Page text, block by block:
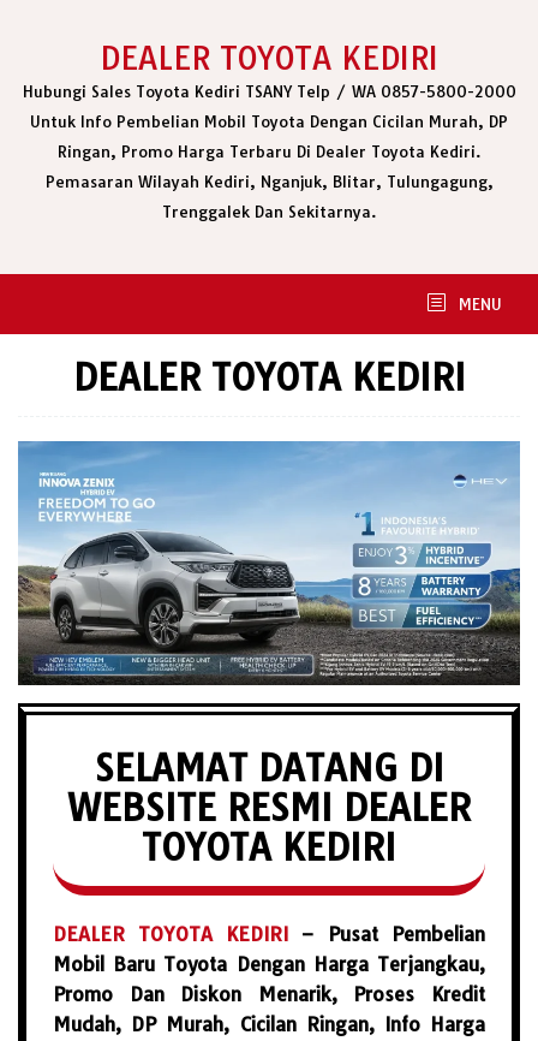
DEALER TOYOTA KEDIRI
Hubungi Sales Toyota Kediri TSANY Telp / WA 0857-5800-2000
Untuk Info Pembelian Mobil Toyota Dengan Cicilan Murah, DP
Ringan, Promo Harga Terbaru Di Dealer Toyota Kediri.
Pemasaran Wilayah Kediri, Nganjuk, Blitar, Tulungagung,
Trenggalek Dan Sekitarnya.
MENU
DEALER TOYOTA KEDIRI
SELAMAT DATANG DI
WEBSITE RESMI DEALER
TOYOTA KEDIRI
DEALER TOYOTA KEDIRI– Pusat Pembelian
Mobil Baru Toyota Dengan Harga Terjangkau,
Promo Dan Diskon Menarik, Proses Kredit
Mudah, DP Murah, Cicilan Ringan, Info Harga